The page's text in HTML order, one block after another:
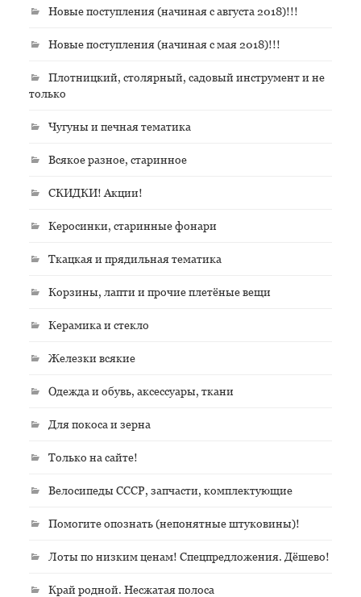
Новые поступления (начиная с августа 2018)!!!
Новые поступления (начиная с мая 2018)!!!
Плотницкий, столярный, садовый инструмент и не
только
Чугуны и печная тематика
Всякое разное, старинное
СКИДКИ! Акции!
Керосинки, старинные фонари
Ткацкая и прядильная тематика
Корзины, лапти и прочие плетёные вещи
Керамика и стекло
Железки всякие
Одежда и обувь, аксессуары, ткани
Для покоса и зерна
Только на сайте!
Велосипеды СССР, запчасти, комплектующие
Помогите опознать (непонятные штуковины)!
Лоты по низким ценам! Спецпредложения. Дёшево!
Край родной. Несжатая полоса